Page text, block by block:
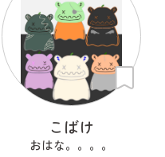
こばけ
おはな。。。。